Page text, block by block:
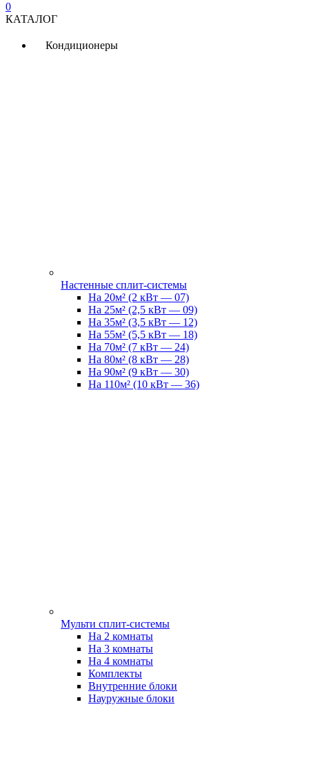
0
КАТАЛОГ
Кондиционеры
Настенные сплит-системы
На 20м² (2 кВт — 07)
На 25м² (2,5 кВт — 09)
На 35м² (3,5 кВт — 12)
На 55м² (5,5 кВт — 18)
На 70м² (7 кВт — 24)
На 80м² (8 кВт — 28)
На 90м² (9 кВт — 30)
На 110м² (10 кВт — 36)
Мульти сплит-системы
На 2 комнаты
На 3 комнаты
На 4 комнаты
Комплекты
Внутренние блоки
Науружные блоки